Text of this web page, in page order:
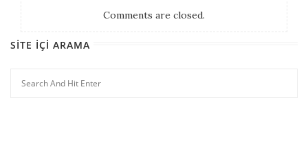
Comments are closed.
SITE İÇI ARAMA